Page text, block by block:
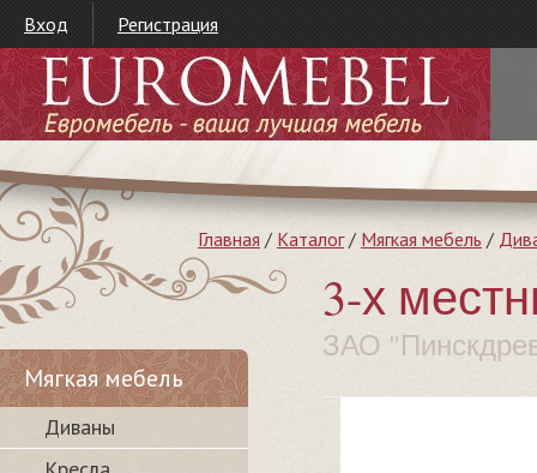
Вход Регистрация
Главная / Каталог/ Мягкая мебель /
3-х
ЗАО
Мягкая мебель
Диваны